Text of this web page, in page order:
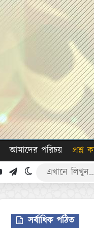
আমাদের পরিচয় প্রশ্ন
YouTubeTelegramSwitch skin
সর্বাধিক পঠিত